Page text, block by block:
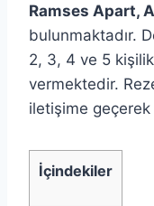
Ramses Apart,
bulunmaktadır.
2, 3, 4 ve 5
vermektedir.
iletişime
İçindekiler